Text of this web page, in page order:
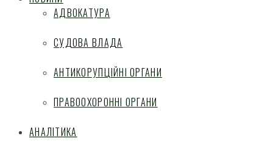
АДВОКАТУРА
СУДОВА ВЛАДА
АНТИКОРУПЦІЙНІ ОРГАНИ
ПРАВООХОРОННІ ОРГАНИ
АНАЛІТИКА